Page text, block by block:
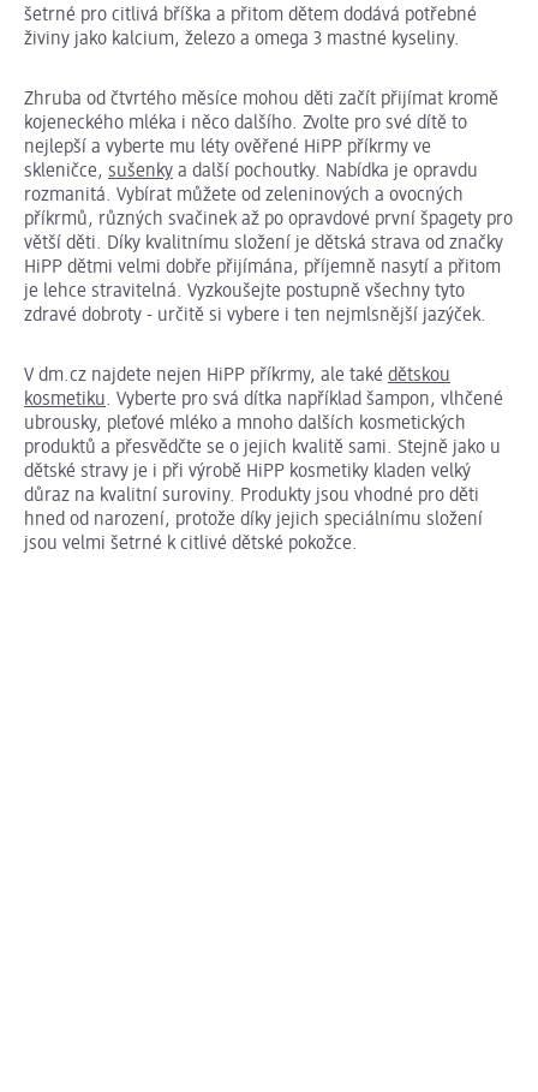
šetrné pro citlivá bříška a přitom dětem dodává potřebné
živiny jako kalcium, železo a omega 3 mastné kyseliny.
Zhruba od čtvrtého měsíce mohou děti začít přijímat kromě
kojeneckého mléka i něco dalšího. Zvolte pro své dítě to
nejlepší a vyberte mu léty ověřené HiPP příkrmy ve
skleničce, sušenky a další pochoutky. Nabídka je opravdu
rozmanitá. Vybírat můžete od zeleninových a ovocných
příkrmů, různých svačinek až po opravdové první špagety pro
větší děti. Díky kvalitnímu složení je dětská strava od značky
HiPP dětmi velmi dobře přijímána, příjemně nasytí a přitom
je lehce stravitelná. Vyzkoušejte postupně všechny tyto
zdravé dobroty - určitě si vybere i ten nejmlsnější jazýček.
V dm.cz najdete nejen HiPP příkrmy, ale také dětskou
kosmetiku. Vyberte pro svá dítka například šampon, vlhčené
ubrousky, pleťové mléko a mnoho dalších kosmetických
produktů a přesvědčte se o jejich kvalitě sami. Stejně jako u
dětské stravy je i při výrobě HiPP kosmetiky kladen velký
důraz na kvalitní suroviny. Produkty jsou vhodné pro děti
hned od narození, protože díky jejich speciálnímu složení
jsou velmi šetrné k citlivé dětské pokožce.